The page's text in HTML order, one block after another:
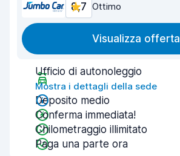
8,7 Ottimo
Visualizza offerta
Ufficio di autonoleggio
Mostra i dettagli della sede
Deposito medio
Conferma immediata!
Chilometraggio illimitato
Paga una parte ora